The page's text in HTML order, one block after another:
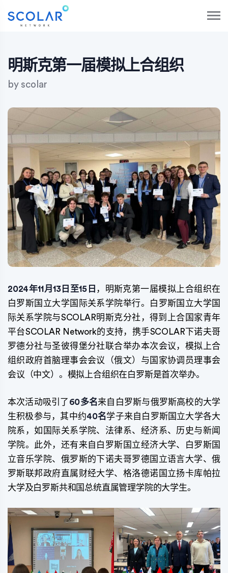
明斯克第一届模拟上合组织
by scolar
2024年11月13日至15日 ，明斯克第一届模拟上合组织在
白罗斯国立大学国际关系学院举行。白罗斯国立大学国
际关系学院与SCOLAR明斯克分社，得到上合国家青年
平台SCOLAR Network的支持，携手SCOLAR下诺夫哥
罗德分社与圣彼得堡分社联合举办本次会议，模拟上合
组织政府首脑理事会会议（俄文）与国家协调员理事会
会议（中文）。模拟上合组织在白罗斯是首次举办。
本次活动吸引了 60多名来自白罗斯与俄罗斯高校的大学
生积极参与，其中约40名学子来自白罗斯国立大学各大
院系，如国际关系学院、法律系、经济系、历史与新闻
学院。此外，还有来自白罗斯国立经济大学、白罗斯国
立音乐学院、俄罗斯的下诺夫哥罗德国立语言大学、俄
罗斯联邦政府直属财经大学、格洛德诺国立扬卡库帕拉
大学及白罗斯共和国总统直属管理学院的大学生。